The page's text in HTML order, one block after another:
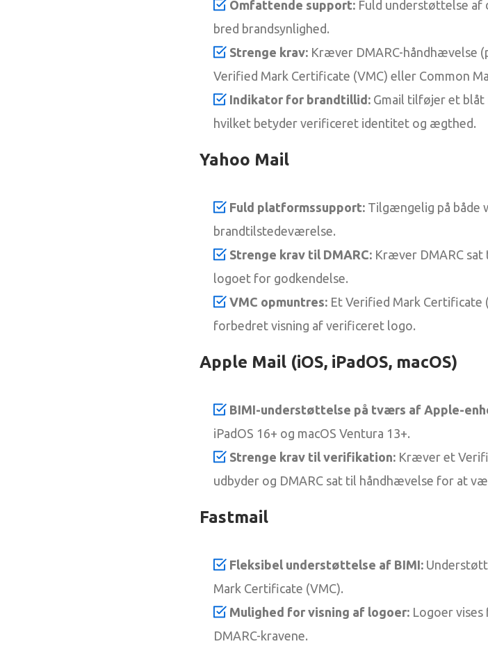
Omfattende support: Fuld understøttelse af
bred brandsynlighed.
Strenge krav: Kræver DMARC-håndhævelse
Verified Mark Certificate (VMC) eller Common
Indikator for brandtillid: Gmail tilføjer et
hvilket betyder verificeret identitet og ægthed.
Yahoo Mail
Fuld platformssupport: Tilgængelig på både
brandtilstedeværelse.
Strenge krav til DMARC: Kræver DMARC
logoet for godkendelse.
VMC opmuntres: Et Verified Mark Certificate
forbedret visning af verificeret logo.
Apple Mail (iOS, iPadOS, macOS)
BIMI-understøttelse på tværs af Apple-
iPadOS 16+ og macOS Ventura 13+.
Strenge krav til verifikation: Kræver et
udbyder og DMARC sat til håndhævelse for at
Fastmail
Fleksibel understøttelse af BIMI:
Mark Certificate (VMC).
Mulighed for visning af logoer: Logoer
DMARC-kravene.